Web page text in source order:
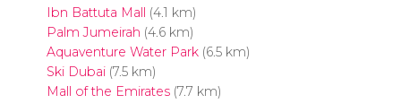
Ibn Battuta Mall (4.1 km)
Palm Jumeirah (4.6 km)
Aquaventure Water Park(6.5 km)
Ski Dubai(7.5 km)
Mall of the Emirates(7.7 km)